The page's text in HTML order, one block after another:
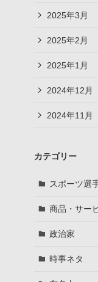
2025年3月
2025年2月
2025年1月
2024年12月
2024年11月
カテゴリー
スポーツ選
商品・サー
政治家
時事ネタ